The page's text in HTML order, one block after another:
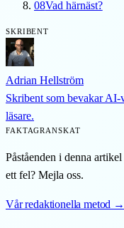
08Vad härnäst?
SKRIBENT
Adrian Hellström
Skribent som bevakar
läsare.
FAKTAGRANSKAT
Påståenden i denna
ett fel? Mejla oss.
Vår redaktionella metod →